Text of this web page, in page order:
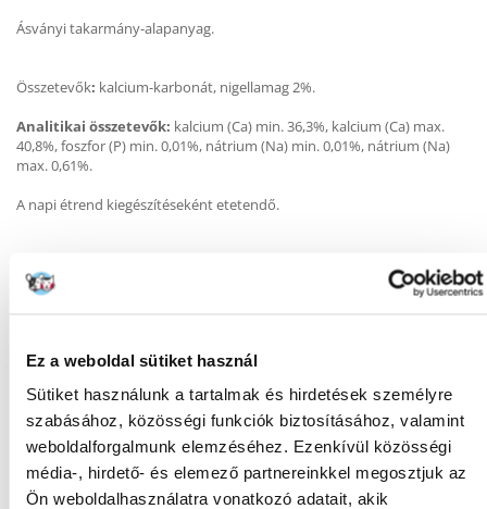
Ez a weboldal sütiket használ
Sütiket használunk a tartalmak és hirdetések személyre
szabásához, közösségi funkciók biztosításához, valamint
weboldalforgalmunk elemzéséhez. Ezenkívül közösségi
média-, hirdető- és elemező partnereinkkel megosztjuk az
Ön weboldalhasználatra vonatkozó adatait, akik
Ásványi takarmány-alapanyag.
Összetevők: kalcium-karbonát, nigellamag 2%.
Analitikai összetevők: kalcium (Ca) min. 36,3%, kalcium (Ca) max.
40,8%, foszfor (P) min. 0,01%, nátrium (Na) min. 0,01%, nátrium (Na)
max. 0,61%.
A napi étrend kiegészítéseként etetendő.
Gyakori Kérdések (GYIK)
FAJTA: Kis madaraknak